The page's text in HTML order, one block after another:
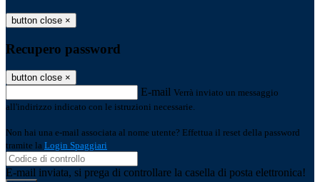
button close ×
Recupero password
button close ×
E-mail Verrà inviato un messaggio
all'indirizzo indicato con le istruzioni necessarie.
Non hai una e-mail associata al nome utente? Effettua il reset della password
tramite la Login Spaggiari
E-mail inviata, si prega di controllare la casella di posta elettronica!